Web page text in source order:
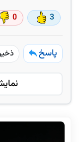
3
0
پاسخ
نمایش 1 پاسخ به